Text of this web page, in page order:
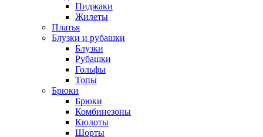
Пиджаки
Жилеты
Платья
Блузки и рубашки
Блузки
Рубашки
Гольфы
Топы
Брюки
Брюки
Комбинезоны
Кюлоты
Шорты